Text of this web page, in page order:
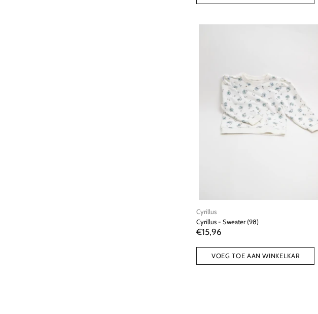
Cyrillus
Cyrillus - Sweater (98)
€15,96
VOEG TOE AAN WINKELKAR